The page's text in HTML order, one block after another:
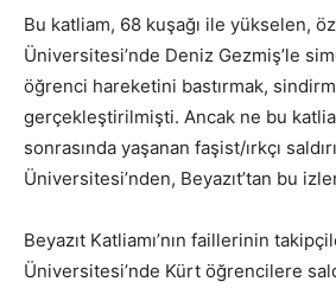
Bu katliam, 68 kuşağı ile yükselen,
Üniversitesi’nde Deniz Gezmiş’le
öğrenci hareketini bastırmak,
gerçekleştirilmişti. Ancak ne bu
sonrasında yaşanan faşist/ırkçı
Üniversitesi’nden, Beyazıt’tan bu
Beyazıt Katliamı’nın faillerinin
Üniversitesi’nde Kürt öğrencilere